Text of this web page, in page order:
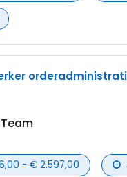
- € 2.597,00